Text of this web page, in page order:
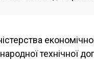
технічної